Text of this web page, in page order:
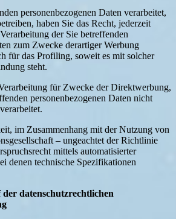
personenbezogenen Daten verarbeitet,
haben Sie das Recht, jederzeit
der Sie betreffenden
zum Zwecke derartiger Werbung
für das Profiling, soweit es mit solcher
steht.
für Zwecke der Direktwerbung,
personenbezogenen Daten nicht
im Zusammenhang mit der Nutzung von
– ungeachtet der Richtlinie
mittels automatisierter
denen technische Spezifikationen
datenschutzrechtlichen